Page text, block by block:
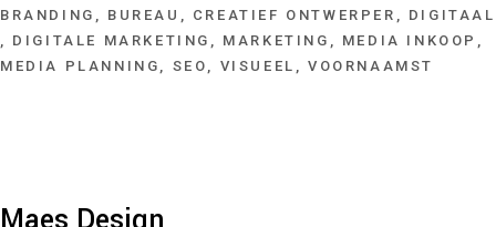
BRANDING BUREAU CREATIEF ONTWERPER
DIGITAAL
DIGITALE MARKETING
MARKETING
MEDIA INKOOP
MEDIA PLANNING
SEO VISUEEL VOORNAAMST